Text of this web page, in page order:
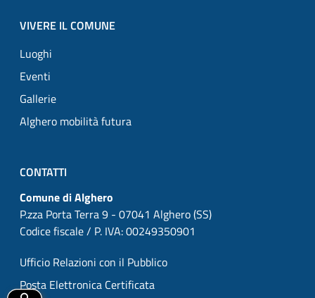
VIVERE IL COMUNE
Luoghi
Eventi
Gallerie
Alghero mobilità futura
CONTATTI
Comune di Alghero
P.zza Porta Terra 9 - 07041 Alghero (SS)
Codice fiscale / P. IVA: 00249350901
Ufficio Relazioni con il Pubblico
Posta Elettronica Certificata